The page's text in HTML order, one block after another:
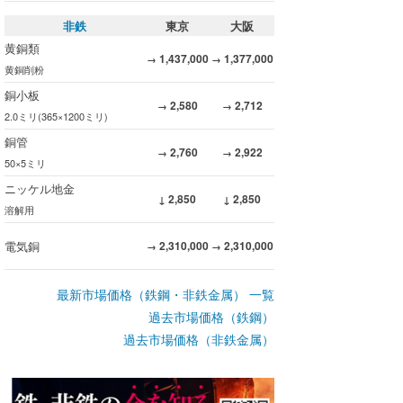
非鉄 東京
大阪
黄銅類
黄銅削粉
→ 1,437,000 → 1,377,000
銅小板
2.0ミリ(365×1200ミリ)
→ 2,580 → 2,712
銅管
50×5ミリ
→ 2,760 → 2,922
ニッケル地金
溶解用
↓ 2,850 ↓ 2,850
電気銅 → 2,310,000 → 2,310,000
最新市場価格（鉄鋼・非鉄金属） 一覧
過去市場価格（鉄鋼）
過去市場価格（非鉄金属）